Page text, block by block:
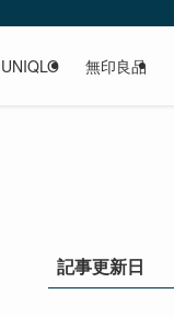
UNIQLO 無印良品
記事更新日